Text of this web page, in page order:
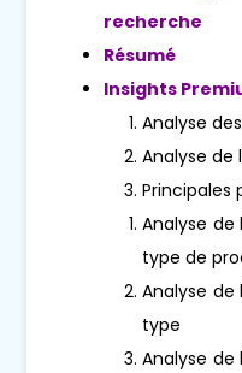
recherche
Résumé
Insights
Analyse
Analyse de
Principales
Analyse
type de
Analyse
type
Analyse